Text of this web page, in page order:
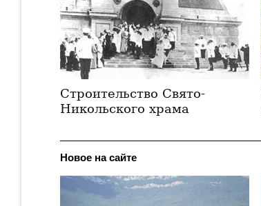
Строительство Свято-
Никольского храма
Новое на сайте